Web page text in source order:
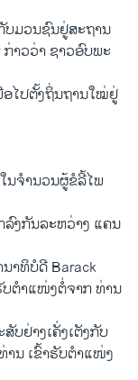
ບມວນຊົນ​ຢູ່​ສະຖານ​
າວ​ວ່າ ຊາວອົບ​ພະ
ອໄປ​ຕັ້ງ​ຖິ່ນ​ຖານ​ໃໝ່​ຢູ່​
ນຈໍານວນ​ຜູ້ຂໍ​ລີ້ໄພ
ງກັນລະຫວ່າງ ແຄນ
າທິບໍດີ Barack
ບຕໍາແໜ່ງຕໍ່ຈາກ ທ່ານ
ບຢ່າງ​ເຄັ່ງເຕັງ​ກັບ
ນ ເຂົ້າ​ຮັບ​ຕຳ​ແໜ່​ງ